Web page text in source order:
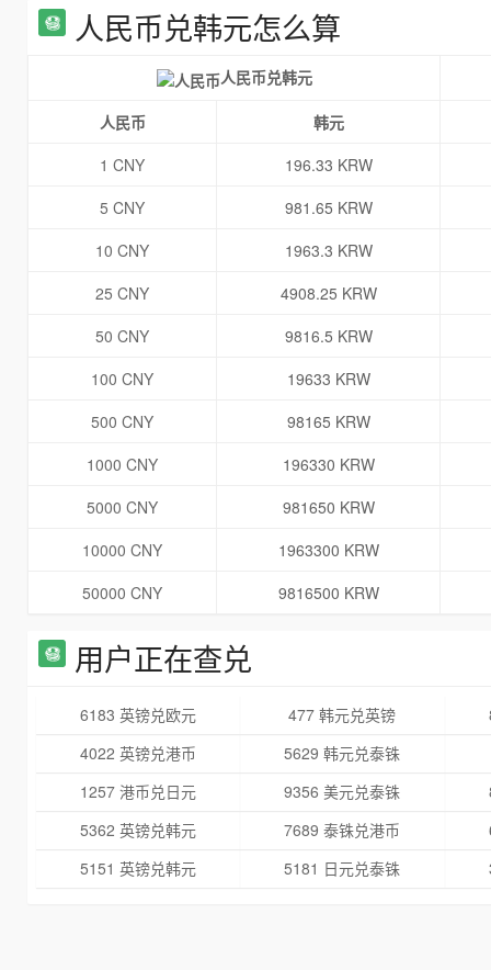
人民币兑韩元怎么算
人民币兑韩元
人民币
韩元
1 CNY
196.33 KRW
5 CNY
981.65 KRW
10 CNY
1963.3 KRW
25 CNY
4908.25 KRW
50 CNY
9816.5 KRW
100 CNY
19633 KRW
500 CNY
98165 KRW
1000 CNY
196330 KRW
5000 CNY
981650 KRW
10000 CNY
1963300 KRW
50000 CNY
9816500 KRW
用户正在查兑
6183 英镑兑欧元 477 韩元兑英镑
4022 英镑兑港币
5629 韩元兑泰铢
1257 港币兑日元
9356 美元兑泰铢
5362 英镑兑韩元
7689 泰铢兑港币
5151 英镑兑韩元
5181 日元兑泰铢